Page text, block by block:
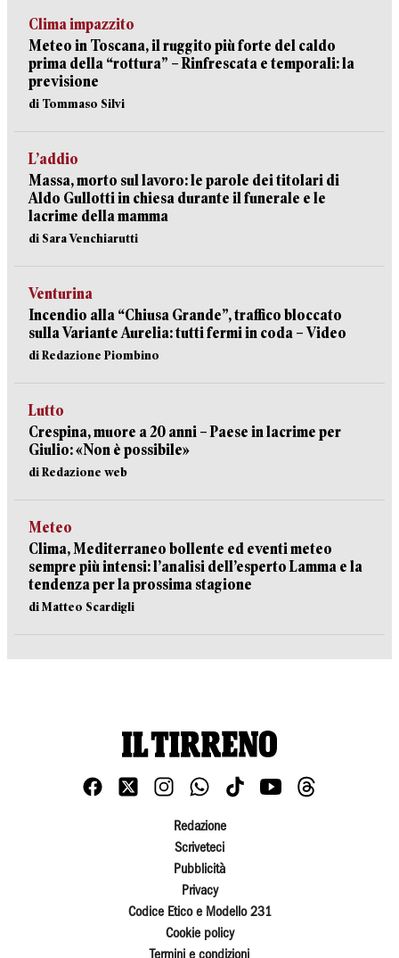
Clima impazzito
Meteo in Toscana, il ruggito più forte del caldo
prima della “rottura” – Rinfrescata e temporali: la
previsione
di Tommaso Silvi
L’addio
Massa, morto sul lavoro: le parole dei titolari di
Aldo Gullotti in chiesa durante il funerale e le
lacrime della mamma
di Sara Venchiarutti
Venturina
Incendio alla “Chiusa Grande”, traffico bloccato
sulla Variante Aurelia: tutti fermi in coda – Video
di Redazione Piombino
Lutto
Crespina, muore a 20 anni – Paese in lacrime per
Giulio: «Non è possibile»
di Redazione web
Meteo
Clima, Mediterraneo bollente ed eventi meteo
sempre più intensi: l’analisi dell’esperto Lamma e la
tendenza per la prossima stagione
di Matteo Scardigli
Redazione
Scriveteci
Pubblicità
Privacy
Codice Etico e Modello 231
Cookie policy
Termini e condizioni